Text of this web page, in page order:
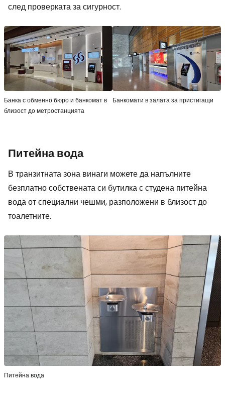
след проверката за сигурност.
Банка с обменно бюро и банкомат в
близост до метростанцията
Банкомати в залата за пристигащи
Питейна вода
В транзитната зона винаги можете да напълните
безплатно собствената си бутилка с студена питейна
вода от специални чешми, разположени в близост до
тоалетните.
Питейна вода